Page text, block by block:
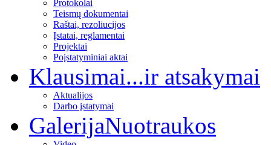
Protokolai
Teismų dokumentai
Raštai, rezoliucijos
Įstatai, reglamentai
Projektai
Poįstatyminiai aktai
Klausimai...ir atsakymai
Aktualijos
Darbo įstatymai
GalerijaNuotraukos